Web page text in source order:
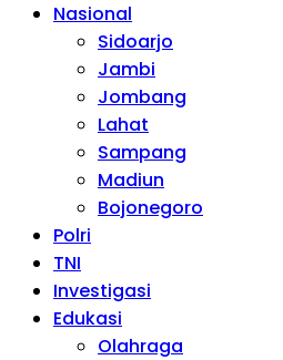
Nasional
Sidoarjo
Jambi
Jombang
Lahat
Sampang
Madiun
Bojonegoro
Polri
TNI
Investigasi
Edukasi
Olahraga